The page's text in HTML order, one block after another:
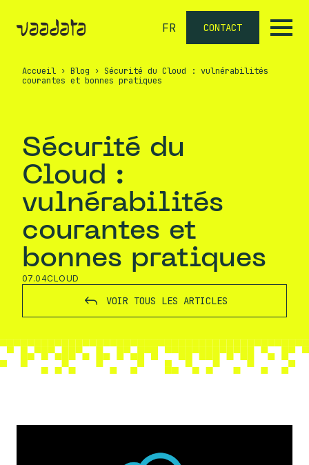
FR CONTACT
Accueil › Blog › Sécurité du Cloud : vulnérabilités
courantes et bonnes pratiques
Sécurité du
Cloud :
vulnérabilités
courantes et
bonnes pratiques
07.04CLOUD
VOIR TOUS LES ARTICLES